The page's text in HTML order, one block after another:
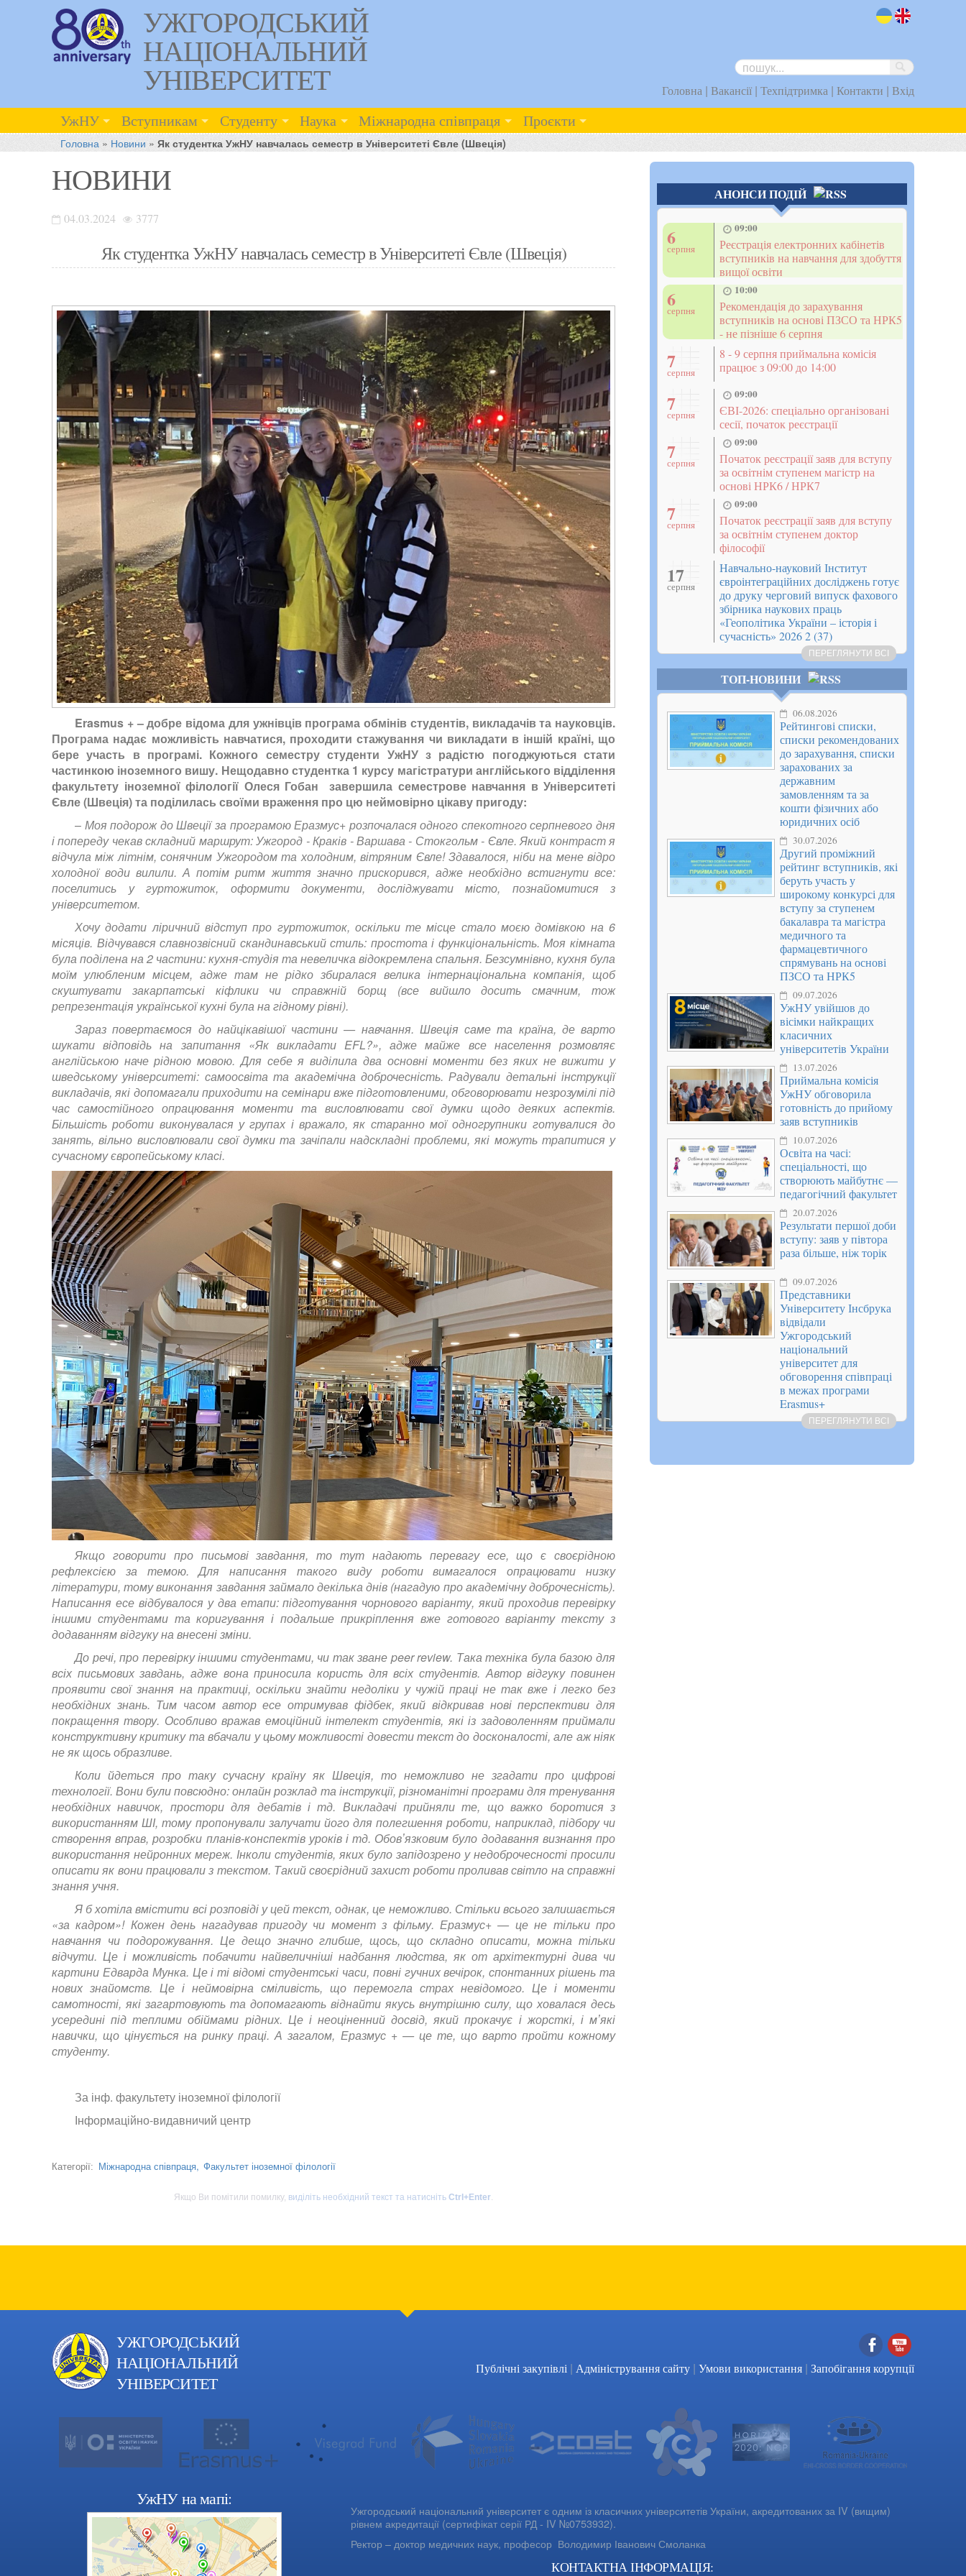
УЖГОРОДСЬКИЙ
НАЦІОНАЛЬНИЙ
УНІВЕРСИТЕТ Головна | Вакансії| Техпідтримка | Контакти | Вхід
УжНУ Вступникам Студенту Наука Міжнародна співпраця Проєкти
Головна » Новини » Як студентка УжНУ навчалась семестр в Університеті Євле (Швеція)
НОВИНИ
04.03.2024 3777
Як студентка УжНУ навчалась семестр в Університеті Євле (Швеція)
Erasmus + – добре відома для ужнівців програма обмінів студентів, викладачів та науковців.
Програма надає можливість навчатися, проходити стажування чи викладати в іншій країні, що
бере участь в програмі. Кожного семестру студенти УжНУ з радістю погоджуються стати
частинкою іноземного вишу. Нещодавно студентка 1 курсу магістратури англійського відділення
факультету іноземної філології Олеся Гобан завершила семестрове навчання в Університеті
Євле (Швеція) та поділилась своїми враження про цю неймовірно цікаву пригоду:
– Моя подорож до Швеції за програмою Еразмус+ розпочалася одного спекотного серпневого дня
і попереду чекав складний маршрут: Ужгород - Краків - Варшава - Стокгольм - Євле. Який контраст я
відчула між літнім, сонячним Ужгородом та холодним, вітряним Євле! Здавалося, ніби на мене відро
холодної води вилили. А потім ритм життя значно прискорився, адже необхідно встигнути все:
поселитись у гуртожиток, оформити документи, досліджувати місто, познайомитися з
університетом.
Хочу додати ліричний відступ про гуртожиток, оскільки те місце стало моєю домівкою на 6
місяців. Відчувався славнозвісний скандинавський стиль: простота і функціональність. Моя кімната
була поділена на 2 частини: кухня-студія та невеличка відокремлена спальня. Безсумнівно, кухня була
моїм улюбленим місцем, адже там не рідко збиралася велика інтернаціональна компанія, щоб
скуштувати закарпатські кіфлики чи справжній борщ (все вийшло досить смачним, тож
репрезентація української кухні була на гідному рівні).
Зараз повертаємося до найцікавішої частини — навчання. Швеція саме та країна, де варто
шукати відповідь на запитання «Як викладати EFL?», адже майже все населення розмовляє
англійською наче рідною мовою. Для себе я виділила два основні моменти без яких не вижити у
шведському університеті: самоосвіта та академічна доброчесність. Радували детальні інструкції
викладачів, які допомагали приходити на семінари вже підготовленими, обговорювати незрозумілі під
час самостійного опрацювання моменти та висловлювати свої думки щодо деяких аспектів.
Більшість роботи виконувалася у групах і вражало, як старанно мої одногрупники готувалися до
занять, вільно висловлювали свої думки та зачіпали надскладні проблеми, які можуть трапитися у
сучасному європейському класі.
Якщо говорити про письмові завдання, то тут надають перевагу есе, що є своєрідною
рефлексією за темою. Для написання такого виду роботи вимагалося опрацювати низку
літератури, тому виконання завдання займало декілька днів (нагадую про академічну доброчесність).
Написання есе відбувалося у два етапи: підготування чорнового варіанту, який проходив перевірку
іншими студентами та коригування і подальше прикріплення вже готового варіанту тексту з
додаванням відгуку на внесені зміни.
До речі, про перевірку іншими студентами, чи так зване peer review. Така техніка була базою для
всіх письмових завдань, адже вона приносила користь для всіх студентів. Автор відгуку повинен
проявити свої знання на практиці, оскільки знайти недоліки у чужій праці не так вже і легко без
необхідних знань. Тим часом автор есе отримував фідбек, який відкривав нові перспективи для
покращення твору. Особливо вражав емоційний інтелект студентів, які із задоволенням приймали
конструктивну критику та вбачали у цьому можливості довести текст до досконалості, але аж ніяк
не як щось образливе.
Коли йдеться про таку сучасну країну як Швеція, то неможливо не згадати про цифрові
технології. Вони були повсюдно: онлайн розклад та інструкції, різноманітні програми для тренування
необхідних навичок, простори для дебатів і тд. Викладачі прийняли те, що важко боротися з
використанням ШІ, тому пропонували залучати його для полегшення роботи, наприклад, підбору чи
створення вправ, розробки планів-конспектів уроків і тд. Обовʼязковим було додавання визнання про
використання нейронних мереж. Інколи студентів, яких було запідозрено у недоброчесності просили
описати як вони працювали з текстом. Такий своєрідний захист роботи проливав світло на справжні
знання учня.
Я б хотіла вмістити всі розповіді у цей текст, однак, це неможливо. Стільки всього залишається
«за кадром»! Кожен день нагадував пригоду чи момент з фільму. Еразмус+ — це не тільки про
навчання чи подорожування. Це дещо значно глибше, щось, що складно описати, можна тільки
відчути. Це і можливість побачити найвеличніші надбання людства, як от архітектурні дива чи
картини Едварда Мунка. Це і ті відомі студентські часи, повні гучних вечірок, спонтанних рішень та
нових знайомств. Це і неймовірна сміливість, що перемогла страх невідомого. Це і моменти
самотності, які загартовують та допомагають віднайти якусь внутрішню силу, що ховалася десь
усередині під теплими обіймами рідних. Це і неоціненний досвід, який прокачує і жорсткі, і мʼякі
навички, що цінується на ринку праці. А загалом, Еразмус + — це те, що варто пройти кожному
студенту.
За інф. факультету іноземної філології
Інформаційно-видавничий центр
Категорії: Міжнародна співпраця, Факультет іноземної філології
Якщо Ви помітили помилку, виділіть необхідний текст та натисніть Ctrl+Enter.
АНОНСИ ПОДІЙ
6
серпня
09:00
Реєстрація електронних кабінетів
вступників на навчання для здобуття
вищої освіти
6
серпня
10:00
Рекомендація до зарахування
вступників на основі ПЗСО та НРК5
- не пізніше 6 серпня
7
серпня
8 - 9 серпня приймальна комісія
працює з 09:00 до 14:00
7
серпня
09:00
ЄВІ-2026: спеціально організовані
сесії, початок реєстрації
7
серпня
09:00
Початок реєстрації заяв для вступу
за освітнім ступенем магістр на
основі НРК6 / НРК7
7
серпня
09:00
Початок реєстрації заяв для вступу
за освітнім ступенем доктор
філософії
17
серпня
Навчально-науковий Інститут
євроінтеграційних досліджень готує
до друку черговий випуск фахового
збірника наукових праць
«Геополітика України – історія і
сучасність» 2026 2 (37)
ПЕРЕГЛЯНУТИ ВСІ
ТОП-НОВИНИ
06.08.2026
Рейтингові списки,
списки рекомендованих
до зарахування, списки
зарахованих за
державним
замовленням та за
кошти фізичних або
юридичних осіб
30.07.2026
Другий проміжний
рейтинг вступників, які
беруть участь у
широкому конкурсі для
вступу за ступенем
бакалавра та магістра
медичного та
фармацевтичного
спрямувань на основі
ПЗСО та НРК5
09.07.2026
УжНУ увійшов до
вісімки найкращих
класичних
університетів України
13.07.2026
Приймальна комісія
УжНУ обговорила
готовність до прийому
заяв вступників
10.07.2026
Освіта на часі:
спеціальності, що
створюють майбутнє —
педагогічний факультет
20.07.2026
Результати першої доби
вступу: заяв у півтора
раза більше, ніж торік
09.07.2026
Представники
Університету Інсбрука
відвідали
Ужгородський
національний
університет для
обговорення співпраці
в межах програми
Erasmus+
ПЕРЕГЛЯНУТИ ВСІ
УЖГОРОДСЬКИЙ
НАЦІОНАЛЬНИЙ
УНІВЕРСИТЕТ
Facebook
YouTube
Публічні закупівлі | Адміністрування сайту | Умови використання | Запобігання корупції
УжНУ на мапі:
Ужгородський національний університет є одним із класичних університетів України, акредитованих за IV (вищим)
рівнем акредитації (сертифікат серії РД - IV №0753932).
Ректор – доктор медичних наук, професор Володимир Іванович Смоланка
КОНТАКТНА ІНФОРМАЦІЯ: